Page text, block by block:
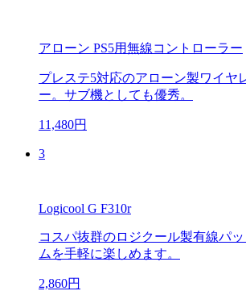
アローン PS5用無線コントローラー
プレステ5対応のアローン製ワイヤ
ー。サブ機としても優秀。
11,480円
3
Logicool G F310r
コスパ抜群のロジクール製有線パ
ムを手軽に楽しめます。
2,860円